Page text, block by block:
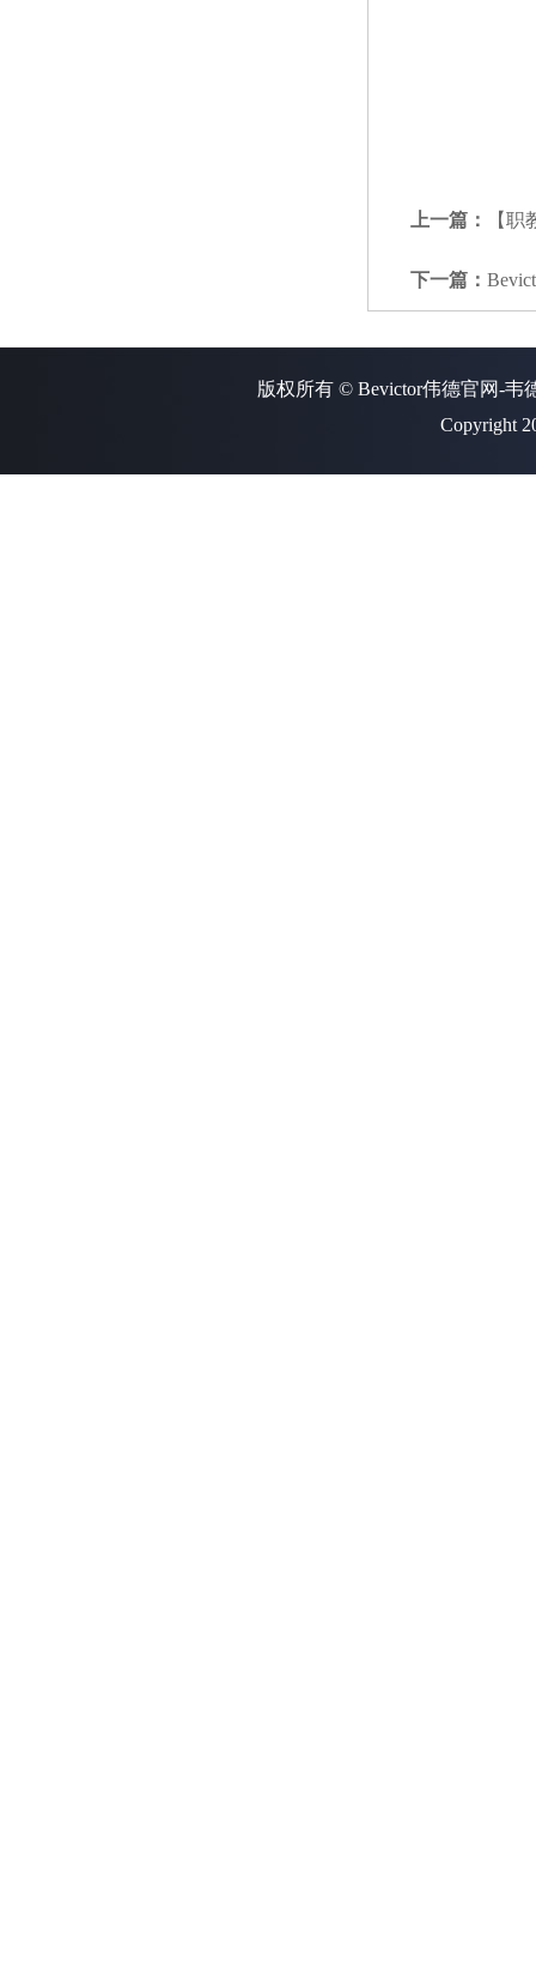
上一篇： 【
下一篇：
版权所有 © Bevictor伟德官网-韦
Copyright